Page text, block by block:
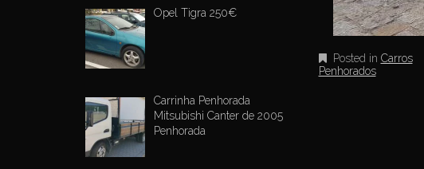
Posted in Carros
Penhorados
Opel Tigra 250€
Carrinha Penhorada
Mitsubishi Canter de 2005
Penhorada